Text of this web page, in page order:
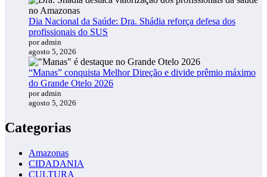
Dia Nacional da Saúde: Dra. Shádia reforça defesa dos
profissionais do SUS
por admin
agosto 5, 2026
“Manas” conquista Melhor Direção e divide prêmio máximo
do Grande Otelo 2026
por admin
agosto 5, 2026
Categorias
Amazonas
CIDADANIA
CULTURA